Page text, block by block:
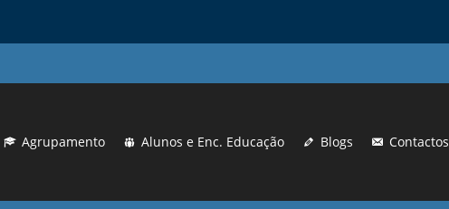
Agrupamento Alunos e Enc. Educação Blogs Contactos